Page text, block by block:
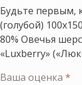
Будьте первым,
(голубой)
80% Овечья
«Luxberry»
Ваша оценка *